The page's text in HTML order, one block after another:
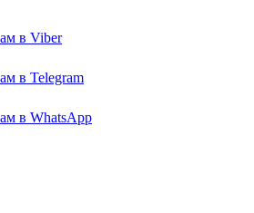
в Viber
в Telegram
в WhatsApp